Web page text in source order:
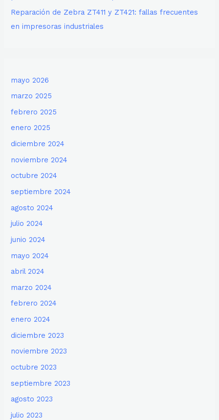
Reparación de Zebra ZT411 y ZT421: fallas frecuentes
en impresoras industriales
mayo 2026
marzo 2025
febrero 2025
enero 2025
diciembre 2024
noviembre 2024
octubre 2024
septiembre 2024
agosto 2024
julio 2024
junio 2024
mayo 2024
abril 2024
marzo 2024
febrero 2024
enero 2024
diciembre 2023
noviembre 2023
octubre 2023
septiembre 2023
agosto 2023
julio 2023